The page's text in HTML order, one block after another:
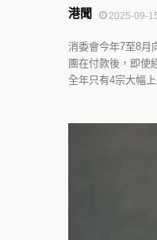
2025-09-
港聞
消委會今年7至8月
團在付款後，即使
全年只有4宗大幅